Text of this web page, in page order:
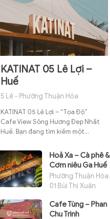
KATINAT 05 Lê Lợi –
Huế
5 Lê - Phường Thuận Hóa
KATINAT 05 Lê Lợi – “Tọa Độ”
Cafe View Sông Hương Đẹp Nhất
Huế. Bạn đang tìm kiếm một...
Hoả Xa – Cà phê &
Cơm niêu Ga Huế
Phường Thuận Hóa
01 Bùi Thị Xuân
Cafe Tùng – Phan
Chu Trinh